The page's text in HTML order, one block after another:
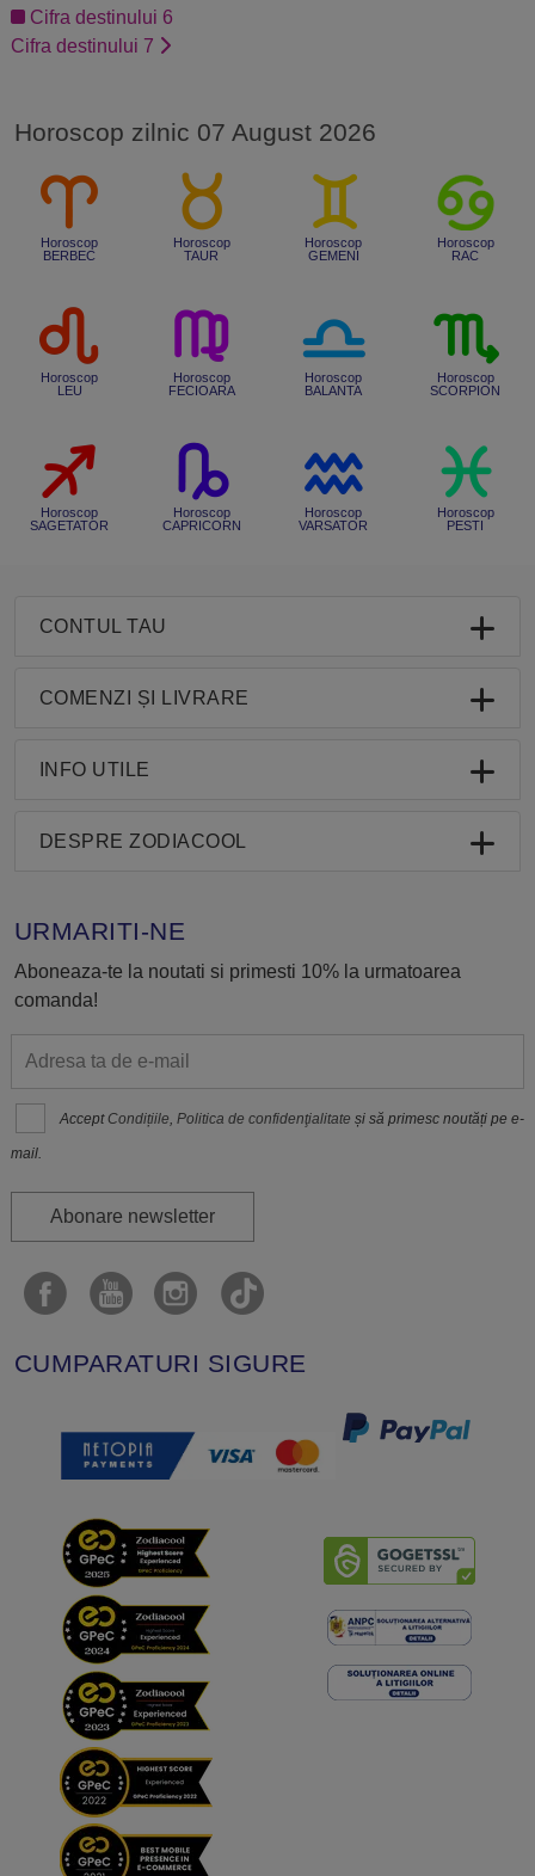
Cifra destinului 6
Cifra destinului 7
Horoscop zilnic 07 August 2026
Horoscop
BERBEC
Horoscop
TAUR
Horoscop
GEMENI
Horoscop
RAC
Horoscop
LEU
Horoscop
FECIOARA
Horoscop
BALANTA
Horoscop
SCORPION
Horoscop
SAGETATOR
Horoscop
CAPRICORN
Horoscop
VARSATOR
Horoscop
PESTI
CONTUL TAU
COMENZI ȘI LIVRARE
INFO UTILE
DESPRE ZODIACOOL
URMARITI-NE
Aboneaza-te la noutati si primesti 10% la urmatoarea
comanda!
Accept Condițiile,Politica de confidenţialitate și să primesc noutăți pe e-
mail.
Abonare newsletter
CUMPARATURI SIGURE